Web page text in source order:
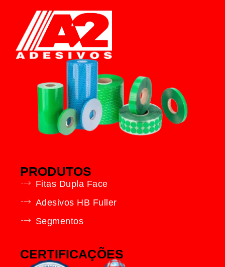
PRODUTOS
Fitas Dupla Face
Adesivos HB Fuller
Segmentos
CERTIFICAÇÕES